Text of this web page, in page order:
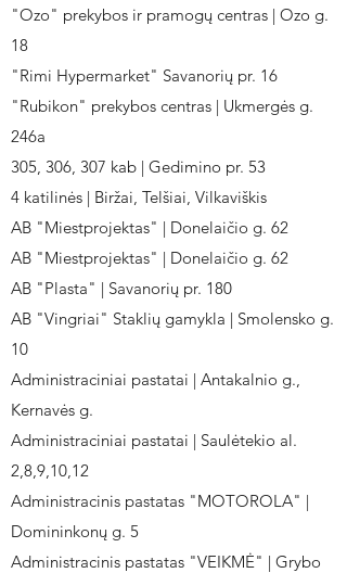
"Ozo" prekybos ir pramogų centras | Ozo g.
18
"Rimi Hypermarket" Savanorių pr. 16
"Rubikon" prekybos centras | Ukmergės g.
246a
305, 306, 307 kab | Gedimino pr. 53
4 katilinės | Biržai, Telšiai, Vilkaviškis
AB "Miestprojektas" | Donelaičio g. 62
AB "Miestprojektas" | Donelaičio g. 62
AB "Plasta" | Savanorių pr. 180
AB "Vingriai" Staklių gamykla | Smolensko g.
10
Administraciniai pastatai | Antakalnio g.,
Kernavės g.
Administraciniai pastatai | Saulėtekio al.
2,8,9,10,12
Administracinis pastatas "MOTOROLA" |
Domininkonų g. 5
Administracinis pastatas "VEIKMĖ" | Grybo